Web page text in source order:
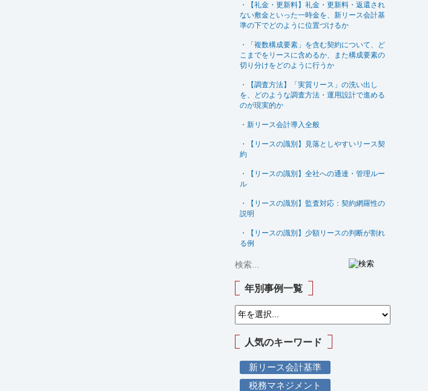
・【礼金・更新料】礼金・更新料・返還され
ない敷金といった一時金を、新リース会計基
準の下でどのように位置づけるか
・「複数構成要素」を含む契約について、ど
こまでをリースに含めるか、また構成要素の
切り分けをどのように行うか
・【調査方法】「実質リース」の洗い出し
を、どのような調査方法・運用設計で進める
のが現実的か
・新リース会計導入全般
・【リースの識別】見落としやすいリース契
約
・【リースの識別】全社への通達・管理ルー
ル
・【リースの識別】監査対応：契約網羅性の
説明
・【リースの識別】少額リースの判断が割れ
る例
年別事例一覧
人気のキーワード
新リース会計基準
税務マネジメント